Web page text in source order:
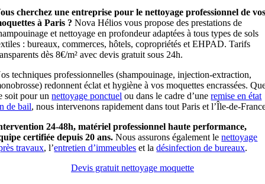
cherchez une entreprise pour le nettoyage professionnel de
à Paris ? Nova Hélios vous propose des prestations de
et nettoyage en profondeur adaptées à tous types de sols
: bureaux, commerces, hôtels, copropriétés et EHPAD. Tarifs
dès 8€/m² avec devis gratuit sous 24h.
techniques professionnelles (shampouinage, injection-extraction,
redonnent éclat et hygiène à vos moquettes encrassées.
soit pour unnettoyage ponctuel ou dans le cadre d’uneremise en état
de bail, nous intervenons rapidement dans tout Paris et l’Île-de-
24-48h, matériel professionnel haute performance,
certifiée depuis 20 ans. Nous assurons également lenettoyage
travaux, l’entretien d’immeubles et ladésinfection de bureaux.
Devis gratuit nettoyage moquette